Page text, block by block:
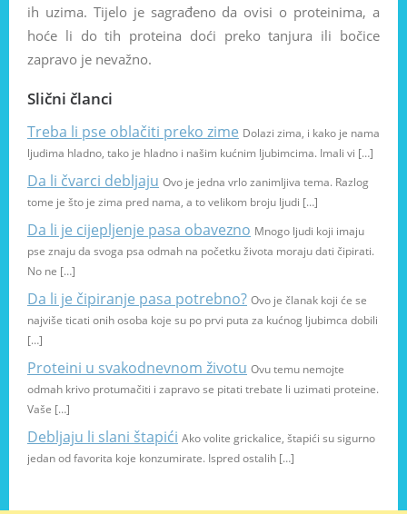
ih uzima. Tijelo je sagrađeno da ovisi o proteinima, a
hoće li do tih proteina doći preko tanjura ili bočice
zapravo je nevažno.
Slični članci
Treba li pse oblačiti preko zime Dolazi zima, i kako je nama
ljudima hladno, tako je hladno i našim kućnim ljubimcima. Imali vi […]
Da li čvarci debljaju Ovo je jedna vrlo zanimljiva tema. Razlog
tome je što je zima pred nama, a to velikom broju ljudi […]
Da li je cijepljenje pasa obavezno Mnogo ljudi koji imaju
pse znaju da svoga psa odmah na početku života moraju dati čipirati.
No ne […]
Da li je čipiranje pasa potrebno? Ovo je članak koji će se
najviše ticati onih osoba koje su po prvi puta za kućnog ljubimca dobili
[…]
Proteini u svakodnevnom životu Ovu temu nemojte
odmah krivo protumačiti i zapravo se pitati trebate li uzimati proteine.
Vaše […]
Debljaju li slani štapići Ako volite grickalice, štapići su sigurno
jedan od favorita koje konzumirate. Ispred ostalih […]